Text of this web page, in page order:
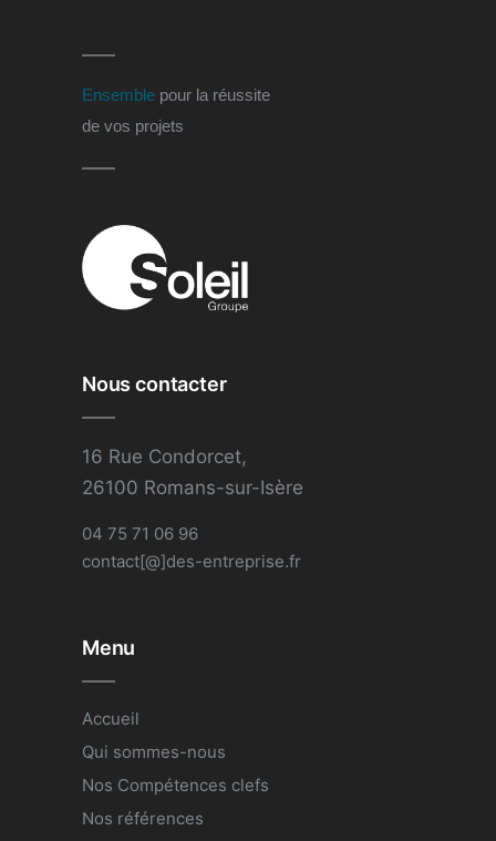
Ensemble pour la réussite
de vos projets
Nous contacter
16 Rue Condorcet,
26100 Romans-sur-Isère
04 75 71 06 96
contact[@]des-entreprise.fr
Menu
Accueil
Qui sommes-nous
Nos Compétences clefs
Nos références